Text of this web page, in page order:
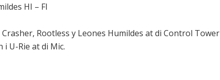
HI – FI
Rootless y Leones Humildes at di Control Tower
U-Rie at di Mic.